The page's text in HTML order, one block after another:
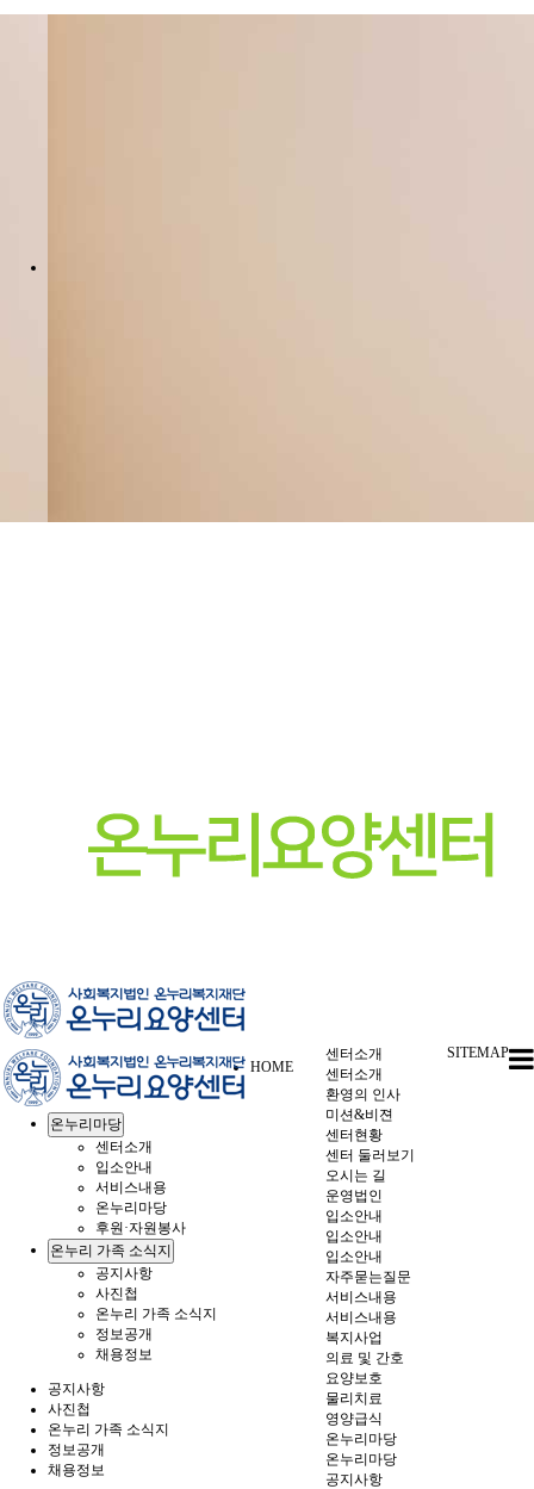
SITEMAP
센터소개
센터소개
환영의 인사
미션&비젼
센터현황
센터 둘러보기
오시는 길
운영법인
입소안내
입소안내
입소안내
자주묻는질문
서비스내용
서비스내용
복지사업
의료 및 간호
요양보호
물리치료
영양급식
온누리마당
온누리마당
공지사항
HOME
온누리마당
센터소개
입소안내
서비스내용
온누리마당
후원·자원봉사
온누리 가족 소식지
공지사항
사진첩
온누리 가족 소식지
정보공개
채용정보
공지사항
사진첩
온누리 가족 소식지
정보공개
채용정보